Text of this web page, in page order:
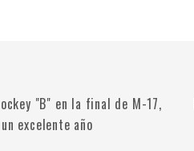
"B" en la final de M-17,
excelente año